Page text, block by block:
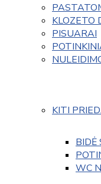
KLOZETO
PISUARAI
KITI
BIDĖ
WC